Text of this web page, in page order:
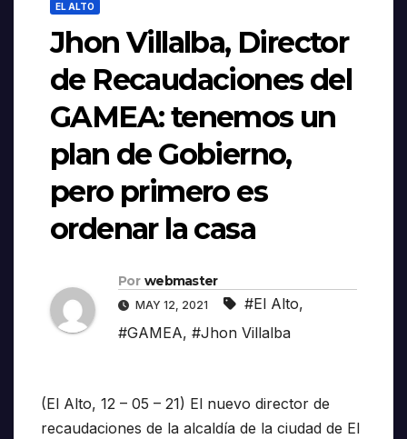
EL ALTO
Jhon Villalba, Director
de Recaudaciones del
GAMEA: tenemos un
plan de Gobierno,
pero primero es
ordenar la casa
Por webmaster
MAY 12, 2021 #El Alto,
#GAMEA, #Jhon Villalba
(El Alto, 12 – 05 – 21) El nuevo director de
recaudaciones de la alcaldía de la ciudad de El